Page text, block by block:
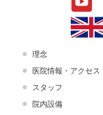
理念
医院情報・アクセス
スタッフ
院内設備